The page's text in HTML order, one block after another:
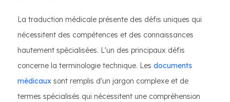
La traduction médicale présente des défis uniques qui
nécessitent des compétences et des connaissances
hautement spécialisées. L'un des principaux défis
concerne la terminologie technique. Les documents
médicaux sont remplis d'un jargon complexe et de
termes spécialisés qui nécessitent une compréhension